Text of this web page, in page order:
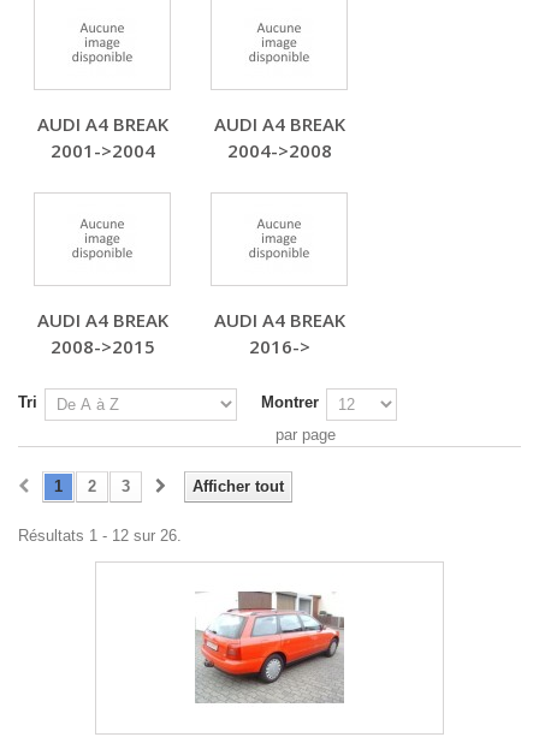
AUDI A4 BREAK
2001->2004
AUDI A4 BREAK
2004->2008
AUDI A4 BREAK
2008->2015
AUDI A4 BREAK
2016->
Tri
Montrer
par page
Afficher tout
1 2 3
Résultats 1 - 12 sur 26.